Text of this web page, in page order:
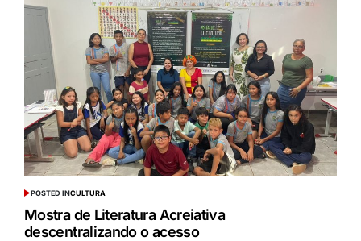
POSTED INCULTURA
Mostra de Literatura Acreiativa
descentralizando o acesso